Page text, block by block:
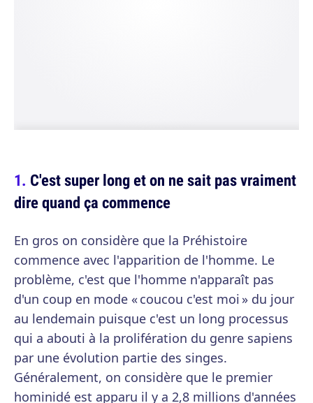
C'est super long et on ne sait pas vraiment
dire quand ça commence
En gros on considère que la Préhistoire
commence avec l'apparition de l'homme. Le
problème, c'est que l'homme n'apparaît pas
d'un coup en mode « coucou c'est moi » du jour
au lendemain puisque c'est un long processus
qui a abouti à la prolifération du genre sapiens
par une évolution partie des singes.
Généralement, on considère que le premier
hominidé est apparu il y a 2,8 millions d'années